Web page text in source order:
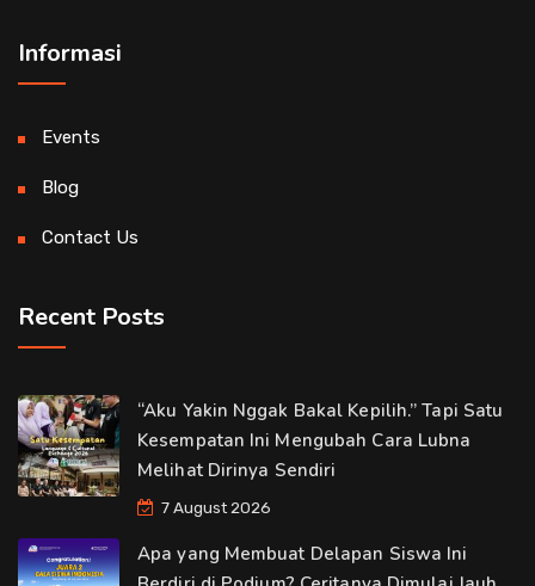
Informasi
Events
Blog
Contact Us
Recent Posts
“Aku Yakin Nggak Bakal Kepilih.” Tapi Satu
Kesempatan Ini Mengubah Cara Lubna
Melihat Dirinya Sendiri
7 August 2026
Apa yang Membuat Delapan Siswa Ini